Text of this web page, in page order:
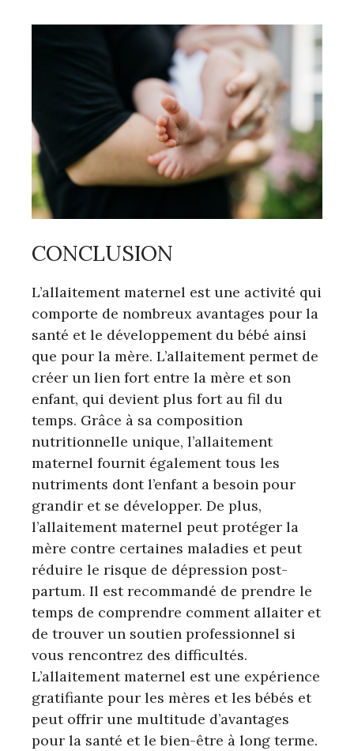
CONCLUSION
L’allaitement maternel est une activité qui
comporte de nombreux avantages pour la
santé et le développement du bébé ainsi
que pour la mère. L’allaitement permet de
créer un lien fort entre la mère et son
enfant, qui devient plus fort au fil du
temps. Grâce à sa composition
nutritionnelle unique, l’allaitement
maternel fournit également tous les
nutriments dont l’enfant a besoin pour
grandir et se développer. De plus,
l’allaitement maternel peut protéger la
mère contre certaines maladies et peut
réduire le risque de dépression post-
partum. Il est recommandé de prendre le
temps de comprendre comment allaiter et
de trouver un soutien professionnel si
vous rencontrez des difficultés.
L’allaitement maternel est une expérience
gratifiante pour les mères et les bébés et
peut offrir une multitude d’avantages
pour la santé et le bien-être à long terme.